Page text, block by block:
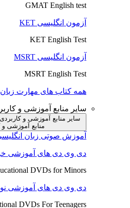
GMAT English test
آزمون انگلیسی KET
KET English Test
آزمون انگلیسی MSRT
MSRT English Test
همه کتاب های مهارت
سایر منابع آموزشی و
سایر منابع آموزشی و
منابع آموزشی و
آموزش صوتی زبان
دی وی دی های آموزشی
DVDs for Minors
دی وی دی های آموزشی
DVDs For Teenagers